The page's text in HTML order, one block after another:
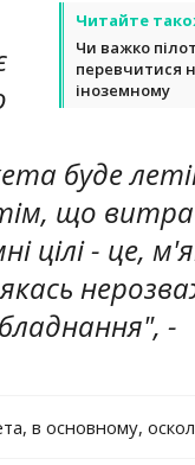
Читайте
Чи важко
перевчитися
іноземному
буде
тім, що
цілі - це,
-
в основному,